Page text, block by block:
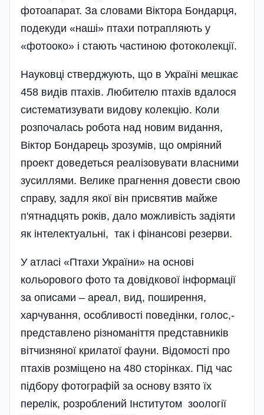
фотоапарат. За словами Віктора Бондарця,
подекуди «наші» птахи потрапляють у
«фотооко» і стають частиною фотоколекції.
Науковці стверджують, що в Україні мешкає
458 видів птахів. Любителю птахів вдалося
систематизувати видову колекцію. Коли
розпочалась робота над новим видання,
Віктор Бондарець зрозумів, що омріяний
проект доведеться реалізовувати власними
зусиллями. Велике прагнення довести свою
справу, задля якої він присвятив майже
п'ятнадцять років, дало можливість задіяти
як інтелектуальні, так і фінансові резерви.
У атласі «Птахи України» на основі
кольорового фото та довідкової інформації
за описами – ареал, вид, поширення,
харчування, особливості поведінки, голос,-
представлено різноманіття представників
вітчизняної крилатої фауни. Відомості про
птахів розміщено на 480 сторінках. Під час
підбору фотографій за основу взято їх
перелік, розроблений Інститутом зоології